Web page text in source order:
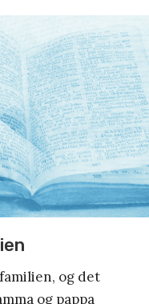
og det
og pappa